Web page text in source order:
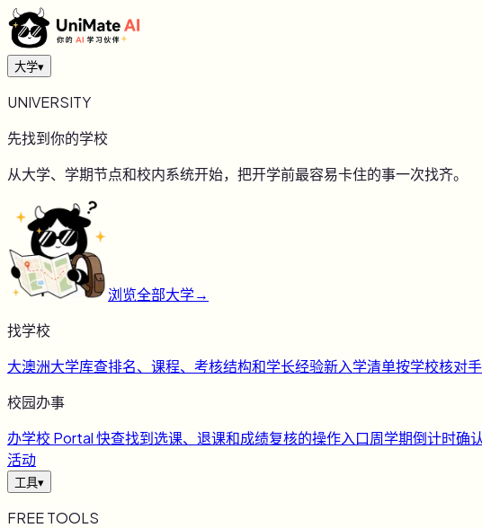
大学▾
UNIVERSITY
先找到你的学校
从大学、学期节点和校内系统开始，把开学前最容易卡住的事一次找齐。
浏览全部大学→
找学校
大澳洲大学库查排名、课程、考核结构和学长经验新入学清单按学校核对
校园办事
办学校 Portal 快查找到选课、退课和成绩复核的操作入口周学期倒计时确
活动
工具▾
FREE TOOLS